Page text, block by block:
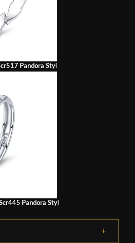
Pandora Styl
Pandora Styl